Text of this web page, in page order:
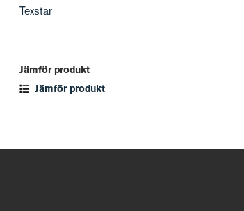
Texstar
Jämför produkt
Jämför produkt